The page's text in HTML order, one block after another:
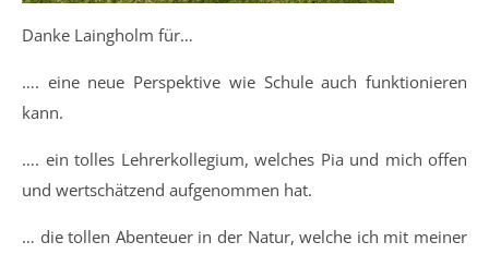
Danke Laingholm für…
…. eine neue Perspektive wie Schule auch funktionieren
kann.
…. ein tolles Lehrerkollegium, welches Pia und mich offen
und wertschätzend aufgenommen hat.
… die tollen Abenteuer in der Natur, welche ich mit meiner